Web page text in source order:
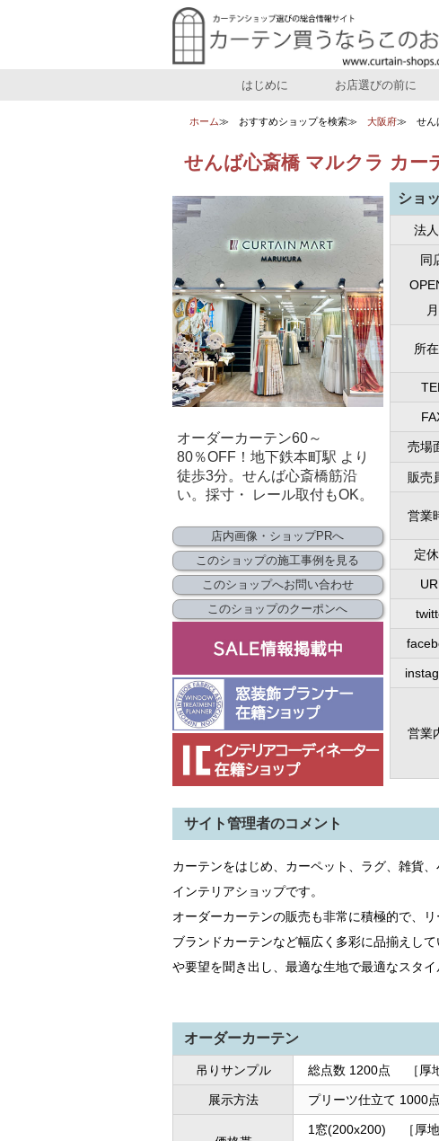
はじめに お店選びの前に
ホーム おすすめショップを検索 大阪府 せん
せんば心斎橋 マルクラ カー
オーダーカーテン60～
80％OFF！地下鉄本町駅 より
徒歩3分。せんば心斎橋筋沿
い。採寸・ レール取付もOK。
店内画像・ショップPRへ
このショップの施工事例を見る
このショップへお問い合わせ
このショップのクーポンへ
ショ
法
同
月
所
売場
販売
営業
定
営業
サイト管理者のコメント
カーテンをはじめ、カーペット、ラグ、雑貨
インテリアショップです。
オーダーカーテンの販売も非常に積極的で、
ブランドカーテンなど幅広く多彩に品揃えし
や要望を聞き出し、最適な生地で最適なスタイ
オーダーカーテン
吊りサンプル 総点数 1200点 ［厚
展示方法 プリーツ仕立て
1窓(200x200) ［厚